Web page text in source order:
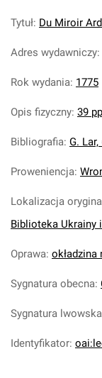
Tytuł: Du Miroir
Adres wydawniczy:
Rok wydania: 1775
Opis fizyczny: 39
Bibliografia: G. Lar,
Proweniencja:
Lokalizacja
Biblioteka Ukrainy
Oprawa: okładzina
Sygnatura obecna:
Sygnatura lwowska
Identyfikator: